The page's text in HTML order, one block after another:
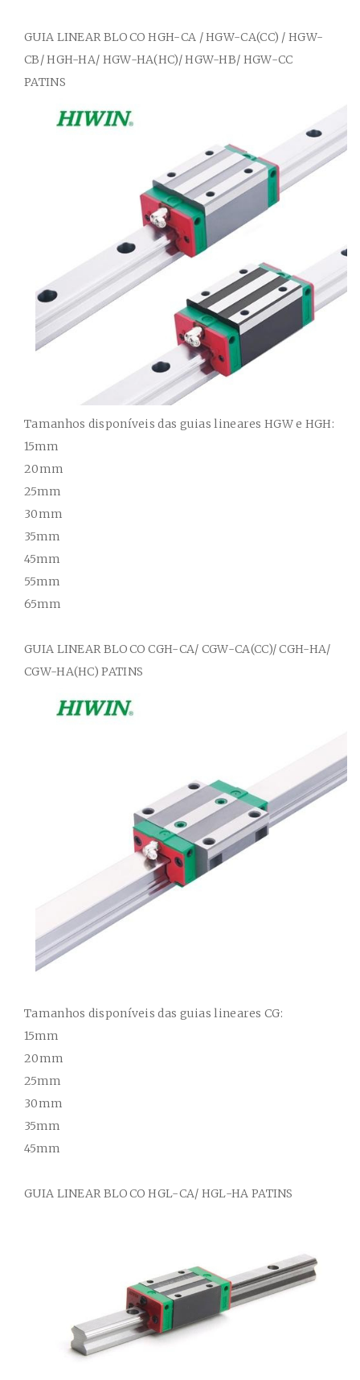
GUIA LINEAR BLOCO HGH-CA / HGW-CA(CC) / HGW-
CB/ HGH-HA/ HGW-HA(HC)/ HGW-HB/ HGW-CC
PATINS
Tamanhos disponíveis das guias lineares HGW e HGH:
15mm
20mm
25mm
30mm
35mm
45mm
55mm
65mm
GUIA LINEAR BLOCO CGH-CA/ CGW-CA(CC)/ CGH-HA/
CGW-HA(HC)PATINS
Tamanhos disponíveis das guias lineares CG:
15mm
20mm
25mm
30mm
35mm
45mm
GUIA LINEAR BLOCO HGL-CA/ HGL-HA PATINS